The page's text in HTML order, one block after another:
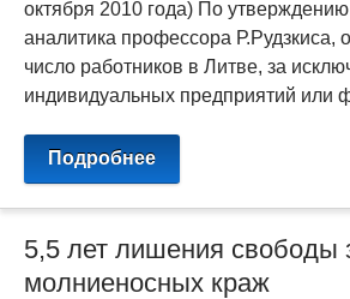
октября 2010 года) По
аналитика профессора Р.Рудзкиса,
число работников в Литве, за
индивидуальных предприятий или
Подробнее
5,5 лет лишения свободы
молниеносных краж